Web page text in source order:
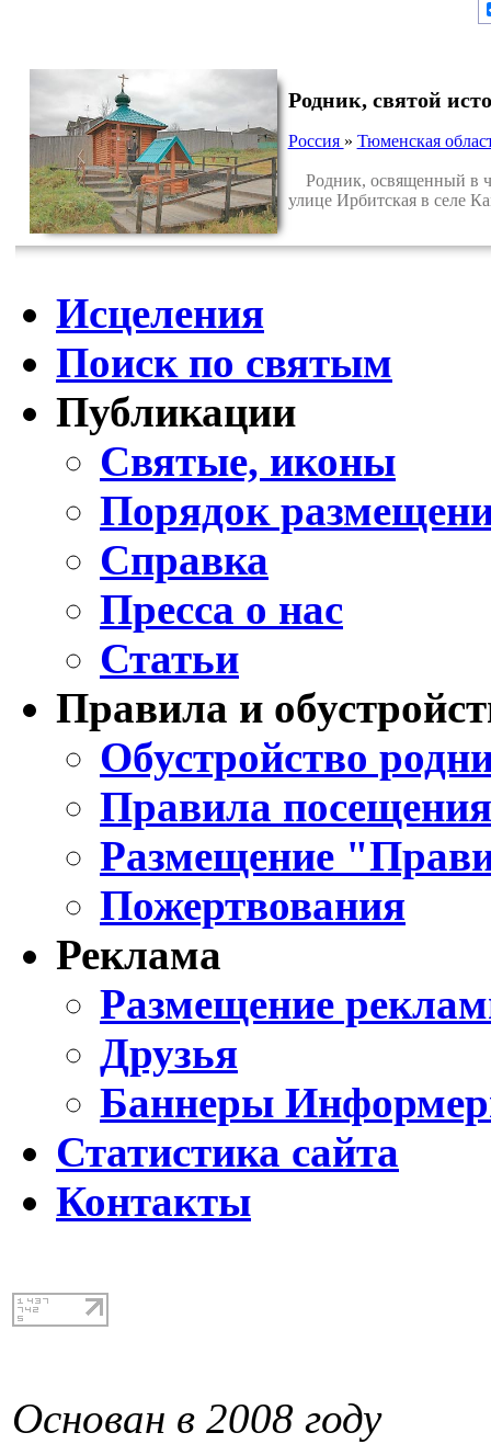
Родник, святой
Россия » Тюменская
Родник, освященный в
улице Ирбитская в селе
Исцеления
Поиск по святым
Публикации
Святые, иконы
Порядок
Справка
Пресса о нас
Статьи
Правила и
Обустройство
Правила
Размещение
Пожертвования
Реклама
Размещение
Друзья
Баннеры
Статистика сайта
Контакты
Основан в 2008 году